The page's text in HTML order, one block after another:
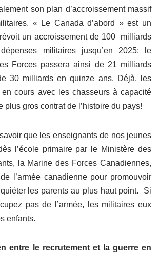
son plan d’accroissement massif
« Le Canada d’abord » est un
un accroissement de 100 milliards
militaires jusqu’en 2025; le
Forces passera ainsi de 21 milliards
30 milliards en quinze ans. Déjà, les
cours avec les chasseurs à capacité
plus gros contrat de l’histoire du pays!
que les enseignants de nos jeunes
l’école primaire par le Ministère des
la Marine des Forces Canadiennes,
l’armée canadienne pour promouvoir
les parents au plus haut point. Si
pas de l’armée, les militaires eux
enfants.
entre le recrutement et la guerre en